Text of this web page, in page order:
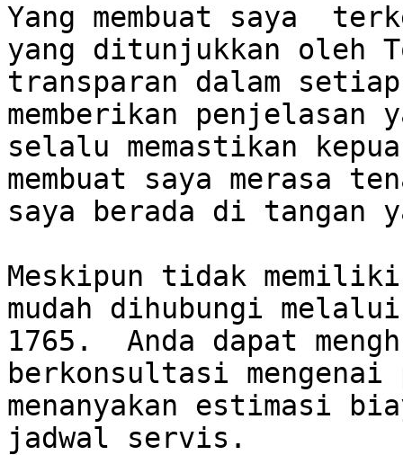
Yang membuat saya
yang ditunjukkan oleh
transparan dalam
memberikan penjelasan
selalu memastikan
membuat saya merasa
saya berada di tangan
Meskipun tidak
mudah dihubungi
1765.  Anda dapat
berkonsultasi mengenai
menanyakan estimasi
jadwal servis.